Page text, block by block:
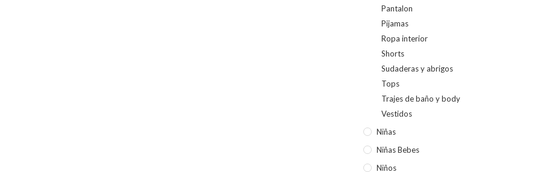
Pantalon
Pijamas
Ropa interior
Shorts
Sudaderas y abrigos
Tops
Trajes de baño y body
Vestidos
Niñas
Niñas Bebes
Niños